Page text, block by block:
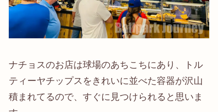
ナチョスのお店は球場のあちこちにあり、トル
ティーヤチップスをきれいに並べた容器が沢山
積まれてるので、すぐに見つけられると思いま